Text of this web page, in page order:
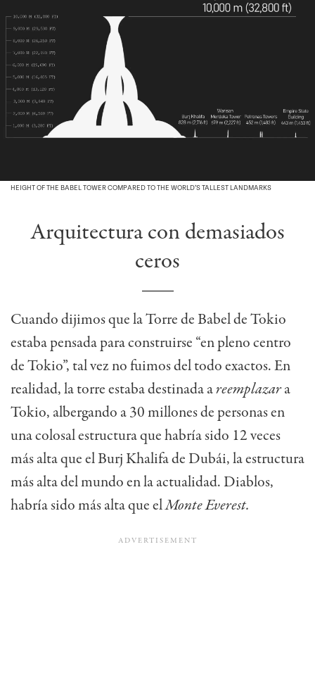
HEIGHT OF THE BABEL TOWER COMPARED TO THE WORLD’S TALLEST LANDMARKS
Arquitectura con demasiados
ceros
Cuando dijimos que la Torre de Babel de Tokio
estaba pensada para construirse “en pleno centro
de Tokio”, tal vez no fuimos del todo exactos. En
realidad, la torre estaba destinada areemplazara
Tokio, albergando a 30 millones de personas en
una colosal estructura que habría sido 12 veces
más alta que el Burj Khalifa de Dubái, la estructura
más alta del mundo en la actualidad. Diablos,
habría sido más alta que elMonte Everest.